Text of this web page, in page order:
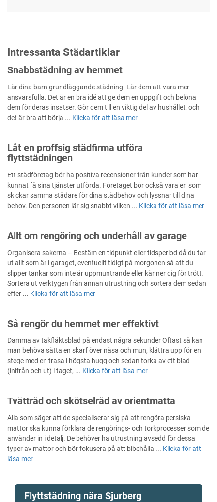
Intressanta Städartiklar
Snabbstädning av hemmet
Lär dina barn grundläggande städning. Lär dem att vara mer
ansvarsfulla. Det är en bra idé att ge dem en uppgift och belöna
dem för deras insatser. Gör dem till en viktig del av hushållet, och
det är bra att börja ... Klicka för att läsa mer
Låt en proffsig städfirma utföra
flyttstädningen
Ett städföretag bör ha positiva recensioner från kunder som har
kunnat få sina tjänster utförda. Företaget bör också vara en som
skickar samma städare för dina städbehov och lyssnar till dina
behov. Den personen lär sig snabbt vilken ... Klicka för att läsa mer
Allt om rengöring och underhåll av garage
Organisera sakerna – Bestäm en tidpunkt eller tidsperiod då du tar
ut allt som är i garaget, eventuellt tidigt på morgonen så att du
slipper tankar som inte är uppmuntrande eller känner dig för trött.
Sortera ut verktygen från annan utrustning och sortera dem sedan
efter ... Klicka för att läsa mer
Så rengör du hemmet mer effektivt
Damma av takfläktsblad på endast några sekunder Oftast så kan
man behöva sätta en skarf över näsa och mun, klättra upp för en
stege med en trasa i högsta hugg och sedan torka av ett blad
(inifrån och ut) i taget, ... Klicka för att läsa mer
Tvättråd och skötselråd av orientmatta
Alla som säger att de specialiserar sig på att rengöra persiska
mattor ska kunna förklara de rengörings- och torkprocesser som de
använder in i detalj. De behöver ha utrustning avsedd för dessa
typer av mattor och bör fokusera på att bibehålla ... Klicka för att
läsa mer
Flyttstädning nära Sjurberg